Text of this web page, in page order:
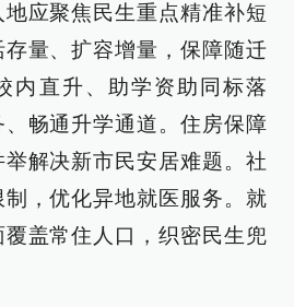
应聚焦民生重点精准补短
量、扩容增量，保障随迁
内直升、助学资助同标落
畅通升学通道。住房保障
解决新市民安居难题。社
，优化异地就医服务。就
盖常住人口，织密民生兜